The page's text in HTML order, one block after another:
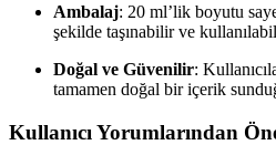
Ambalaj: 20 ml’lik boyutu
şekilde taşınabilir ve
Doğal ve Güvenilir:
tamamen doğal bir içerik
Kullanıcı Yorumlarından